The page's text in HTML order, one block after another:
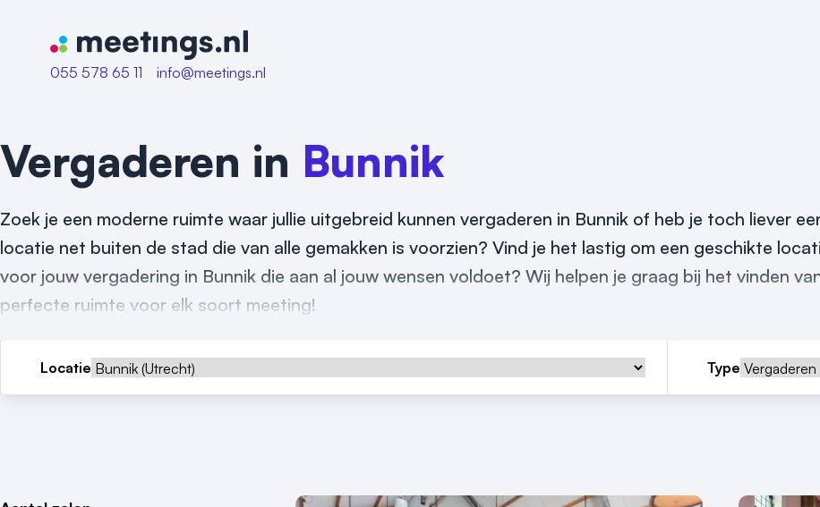
Naar home van Meetings
055 578 65 11
info@meetings.nl
Vergaderen in Bunnik
Zoek je een moderne ruimte waar jullie uitgebreid kunnen vergaderen in Bunnik of heb je toch liever
locatie net buiten de stad die van alle gemakken is voorzien? Vind je het lastig om een geschikte
voor jouw vergadering in Bunnik die aan al jouw wensen voldoet? Wij helpen je graag bij het vinden
perfecte ruimte voor elk soort meeting!
Locatie Type